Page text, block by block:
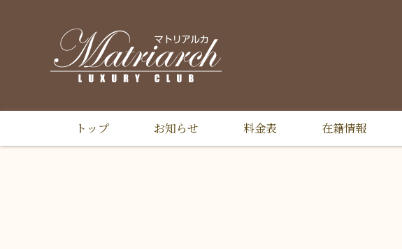
トップ お知らせ 料金表 在籍情報